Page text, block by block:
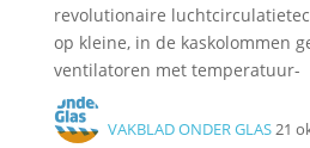
revolutionaire
op kleine, in de kaskolommen
ventilatoren met temperatuur-
VAKBLAD ONDER GLAS21